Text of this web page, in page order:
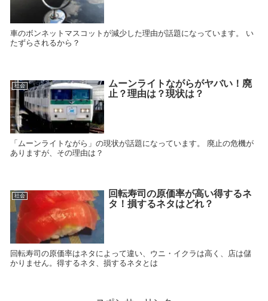
車のボンネットマスコットが減少した理由が話題になっています。 い
たずらされるから？
社会
ムーンライトながらがヤバい！廃
止？理由は？現状は？
「ムーンライトながら」の現状が話題になっています。 廃止の危機が
ありますが、その理由は？
社会
回転寿司の原価率が高い得するネ
タ！損するネタはどれ？
回転寿司の原価率はネタによって違い、ウニ・イクラは高く、店は儲
かりません。得するネタ、損するネタとは